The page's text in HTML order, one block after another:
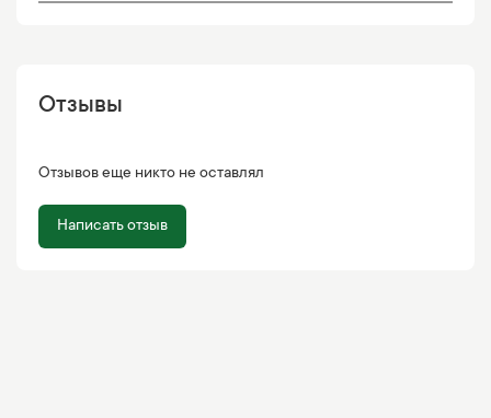
Отзывы
Отзывов еще никто не оставлял
Написать отзыв